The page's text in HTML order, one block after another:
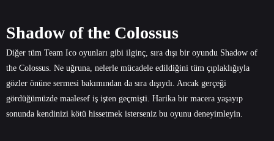
Shadow of the Colossus
Diğer tüm Team Ico oyunları gibi ilginç, sıra dışı bir oyundu Shadow of
the Colossus. Ne uğruna, nelerle mücadele edildiğini tüm çıplaklığıyla
gözler önüne sermesi bakımından da sıra dışıydı. Ancak gerçeği
gördüğümüzde maalesef iş işten geçmişti. Harika bir macera yaşayıp
sonunda kendinizi kötü hissetmek isterseniz bu oyunu deneyimleyin.